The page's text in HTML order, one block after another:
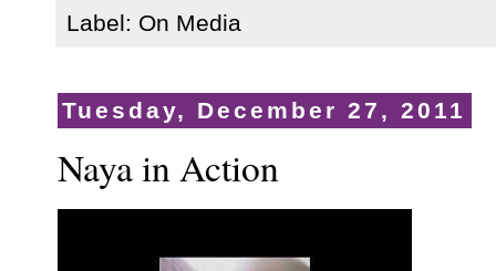
Label: On Media
Tuesday, December 27, 2011
Naya in Action